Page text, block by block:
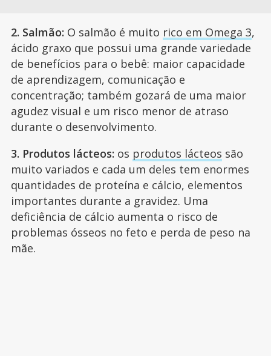
2. Salmão: O salmão é muito rico em Omega 3,
ácido graxo que possui uma grande variedade
de benefícios para o bebê: maior capacidade
de aprendizagem, comunicação e
concentração; também gozará de uma maior
agudez visual e um risco menor de atraso
durante o desenvolvimento.
3. Produtos lácteos: os produtos lácteos são
muito variados e cada um deles tem enormes
quantidades de proteína e cálcio, elementos
importantes durante a gravidez. Uma
deficiência de cálcio aumenta o risco de
problemas ósseos no feto e perda de peso na
mãe.